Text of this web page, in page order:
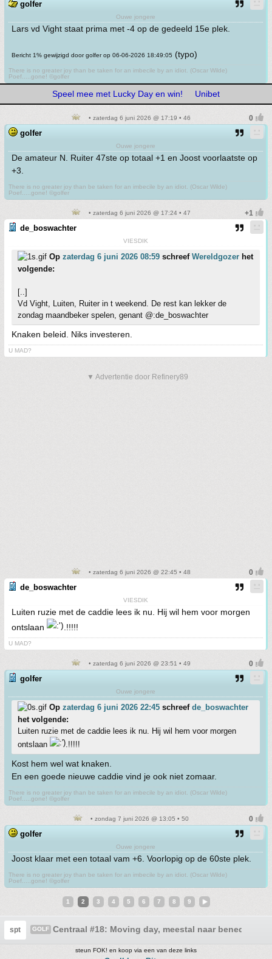
golfer
Ouwe jongere
Lars vd Vight staat prima met -4 op de gedeeld 15e plek.
Bericht 1% gewijzigd door golfer op 06-06-2026 18:49:05 (typo)
There is no greater joy than be taken for an imbecile by an idiot. (Oscar Wilde)
Poef.....gone! ©golfer
Speel mee met Lucky Day en win! Unibet
• zaterdag 6 juni 2026 @ 17:19 • 46
golfer
Ouwe jongere
De amateur N. Ruiter 47ste op totaal +1 en Joost voorlaatste op
+3.
There is no greater joy than be taken for an imbecile by an idiot. (Oscar Wilde)
Poef.....gone! ©golfer
• zaterdag 6 juni 2026 @ 17:24 • 47
de_boswachter
VIESDIK
Op zaterdag 6 juni 2026 08:59 schreef Wereldgozer het
volgende:
[..]
Vd Vight, Luiten, Ruiter in t weekend. De rest kan lekker de
zondag maandbeker spelen, genant @:de_boswachter
Knaken beleid. Niks investeren.
U MAD?
▼ Advertentie door Refinery89
• zaterdag 6 juni 2026 @ 22:45 • 48
de_boswachter
VIESDIK
Luiten ruzie met de caddie lees ik nu. Hij wil hem voor morgen
ontslaan
.!!!!!
U MAD?
• zaterdag 6 juni 2026 @ 23:51 • 49
golfer
Ouwe jongere
Op zaterdag 6 juni 2026 22:45 schreef de_boswachter
het volgende:
Luiten ruzie met de caddie lees ik nu. Hij wil hem voor morgen
ontslaan
.!!!!!
Kost hem wel wat knaken.
En een goede nieuwe caddie vind je ook niet zomaar.
There is no greater joy than be taken for an imbecile by an idiot. (Oscar Wilde)
Poef.....gone! ©golfer
• zondag 7 juni 2026 @ 13:05 • 50
golfer
Ouwe jongere
Joost klaar met een totaal vam +6. Voorlopig op de 60ste plek.
There is no greater joy than be taken for an imbecile by an idiot. (Oscar Wilde)
Poef.....gone! ©golfer
1 2 3 4 5 6 7 8 9
spt GOLF Centraal #18: Moving day, meestal naar beneden
steun FOK! en koop via een van deze links